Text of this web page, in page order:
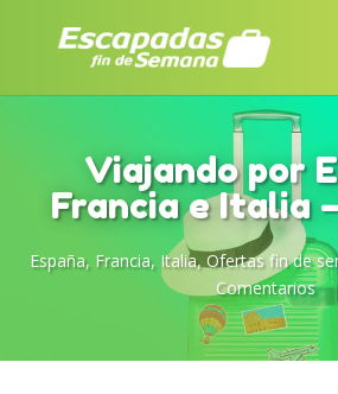
Viajando por
Francia e Italia
España, Francia, Italia, Ofertas fin de
Comentarios